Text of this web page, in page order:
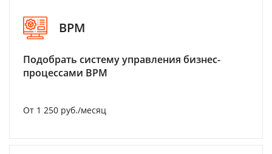
BPM
Подобрать систему управления бизнес-
процессами BPM
От 1 250 руб./месяц